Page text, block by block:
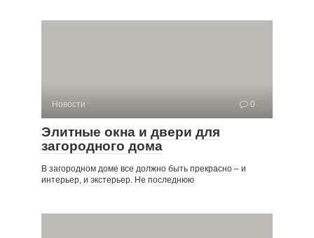
Новости 0
Элитные окна и двери для
загородного дома
В загородном доме все должно быть прекрасно – и
интерьер, и экстерьер. Не последнюю